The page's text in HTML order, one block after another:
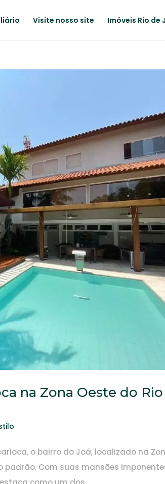
Visite nosso site Imóveis Rio de
na Zona Oeste do Rio
o bairro do Joá, localizado na
padrão. Com suas mansões